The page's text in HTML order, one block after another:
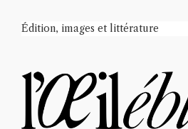
Édition, images et littérature